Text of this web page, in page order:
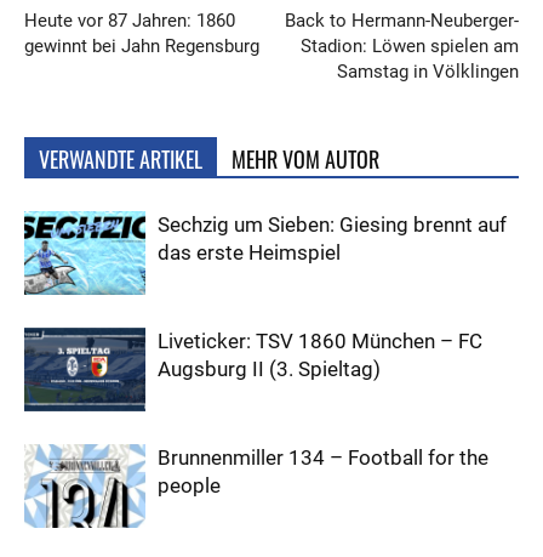
Heute vor 87 Jahren: 1860
gewinnt bei Jahn Regensburg
Back to Hermann-Neuberger-
Stadion: Löwen spielen am
Samstag in Völklingen
VERWANDTE ARTIKEL MEHR VOM AUTOR
Sechzig um Sieben: Giesing brennt auf
das erste Heimspiel
Liveticker: TSV 1860 München – FC
Augsburg II (3. Spieltag)
Brunnenmiller 134 – Football for the
people